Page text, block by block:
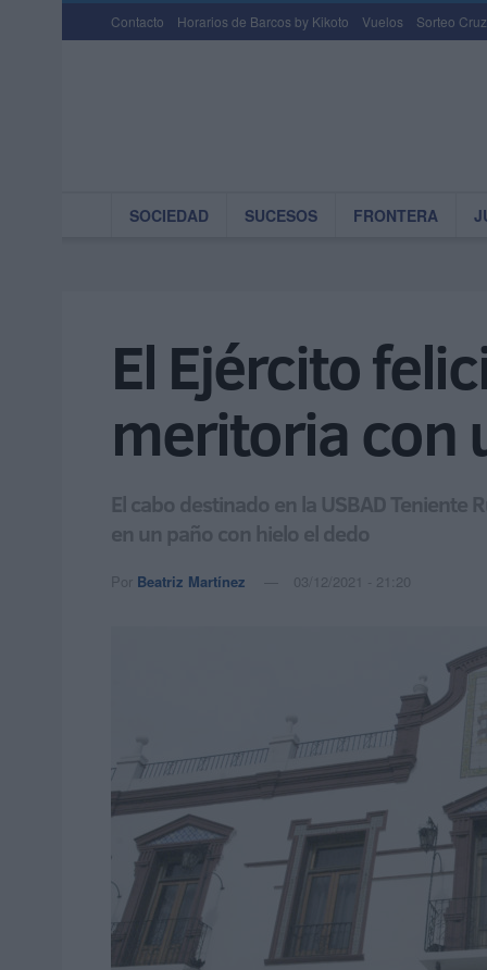
Contacto Horarios de Barcos by Kikoto Vuelos Sorteo
SOCIEDAD SUCESOS FRONTERA
El Ejército
meritoria con
El cabo destinado en la USBAD
en un paño con hielo el dedo
Por Beatriz Martínez 03/12/2021 - 21:20